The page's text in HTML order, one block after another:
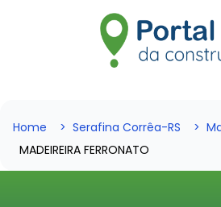
Home Serafina Corrêa-RS
MADEIREIRA FERRONATO